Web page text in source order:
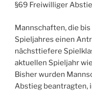
§69 Freiwilliger
Mannschaften, die
Spieljahres einen
nächsttiefere
aktuellen Spieljahr
Bisher wurden
Abstieg beantragten,